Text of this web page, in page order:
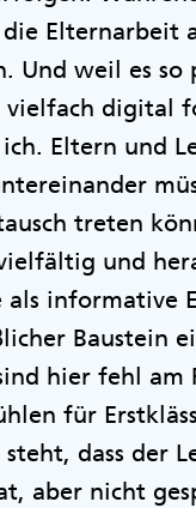
Elternarbeit
Und weil es so
digital
Eltern und
treten
und
als informative
Baustein
hier fehl am
für
steht, dass der
aber nicht